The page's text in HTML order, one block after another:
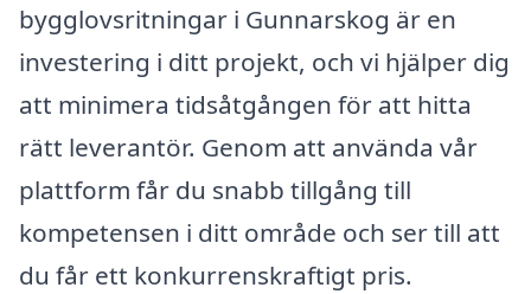
bygglovsritningar i Gunnarskog är en
investering i ditt projekt, och vi hjälper dig
att minimera tidsåtgången för att hitta
rätt leverantör. Genom att använda vår
plattform får du snabb tillgång till
kompetensen i ditt område och ser till att
du får ett konkurrenskraftigt pris.